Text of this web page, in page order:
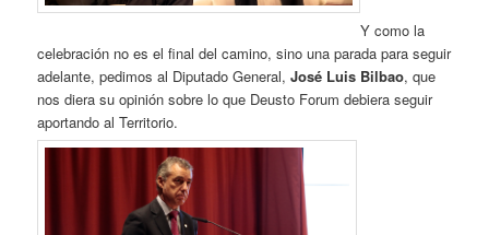
Y como la
celebración no es el final del camino, sino una parada para seguir
adelante, pedimos al Diputado General,José Luis Bilbao, que
nos diera su opinión sobre lo que Deusto Forum debiera seguir
aportando al Territorio.